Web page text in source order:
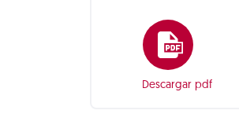
Descargar pdf